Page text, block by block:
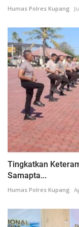
Humas Polres Kupang
Tingkatkan
Samapta...
Humas Polres Kupang